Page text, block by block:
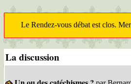
Le Rendez-vous débat est clos.
La discussion